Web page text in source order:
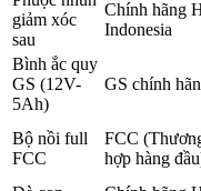
giảm xóc
sau
Chính hãng
Indonesia
Bình ắc quy
GS (12V-
5Ah)
GS chính
Bộ nồi full
FCC
FCC
hợp hàng